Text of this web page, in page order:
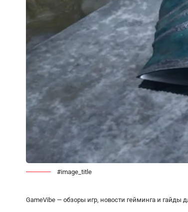
#image_title
GameVibe — обзоры игр, новости гейминга и гайды